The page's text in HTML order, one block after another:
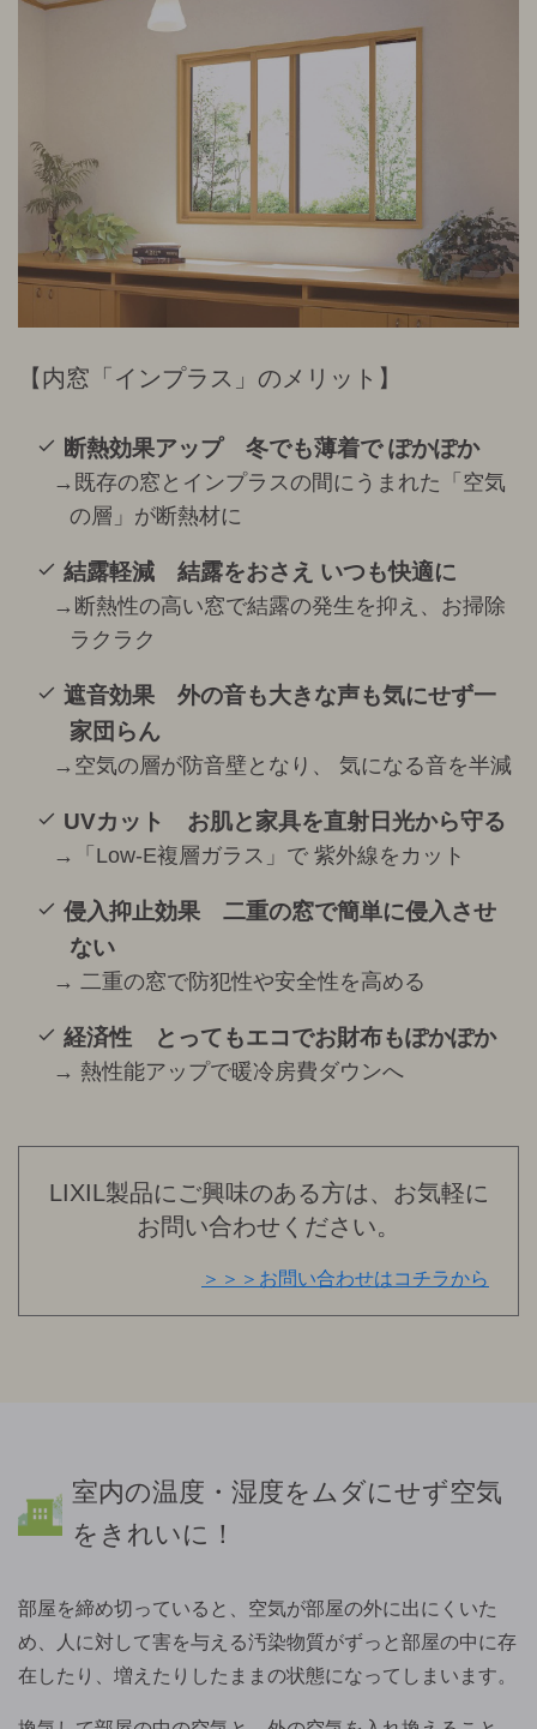
内窓「インプラス」のメリット
断熱効果アップ 冬でも薄着で ぽかぽか
→既存の窓とインプラスの間にうまれた「空気
の層」が断熱材に
結露軽減 結露をおさえ いつも快適に
→断熱性の高い窓で結露の発生を抑え、お掃除
ラクラク
遮音効果 外の音も大きな声も気にせず一
家団らん
→空気の層が防音壁となり、 気になる音を半減
UVカット お肌と家具を直射日光から守る
→「Low-E複層ガラス」で 紫外線をカット
侵入抑止効果 二重の窓で簡単に侵入させ
ない
→ 二重の窓で防犯性や安全性を高める
経済性 とってもエコでお財布もぽかぽか
→ 熱性能アップで暖冷房費ダウンへ
LIXIL製品にご興味のある方は、お気軽に
お問い合わせください。
＞＞＞お問い合わせはコチラから
室内の温度・湿度をムダにせず空気
をきれいに！
部屋を締め切っていると、空気が部屋の外に出にくいた
め、人に対して害を与える汚染物質がずっと部屋の中に存
在したり、増えたりしたままの状態になってしまいます。